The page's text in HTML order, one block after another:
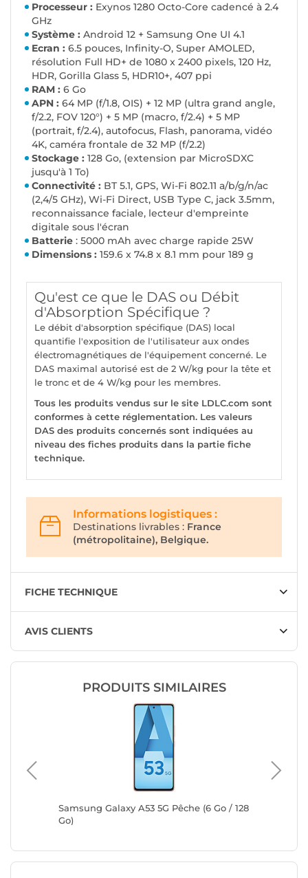
Processeur : Exynos 1280 Octo-Core cadencé à 2.4
GHz
Système : Android 12 + Samsung One UI 4.1
Ecran : 6.5 pouces, Infinity-O, Super AMOLED,
résolution Full HD+ de 1080 x 2400 pixels, 120 Hz,
HDR, Gorilla Glass 5, HDR10+, 407 ppi
RAM : 6 Go
APN : 64 MP (f/1.8, OIS) + 12 MP (ultra grand angle,
f/2.2, FOV 120°) + 5 MP (macro, f/2.4) + 5 MP
(portrait, f/2.4), autofocus, Flash, panorama, vidéo
4K, caméra frontale de 32 MP (f/2.2)
Stockage : 128 Go, (extension par MicroSDXC
jusqu'à 1 To)
Connectivité : BT 5.1, GPS, Wi-Fi 802.11 a/b/g/n/ac
(2,4/5 GHz), Wi-Fi Direct, USB Type C, jack 3.5mm,
reconnaissance faciale, lecteur d'empreinte
digitale sous l'écran
Batterie : 5000 mAh avec charge rapide 25W
Dimensions : 159.6 x 74.8 x 8.1 mm pour 189 g
Qu'est ce que le DAS ou Débit
d'Absorption Spécifique ?
Le débit d'absorption spécifique (DAS) local
quantifie l'exposition de l'utilisateur aux ondes
électromagnétiques de l'équipement concerné. Le
DAS maximal autorisé est de 2 W/kg pour la tête et
le tronc et de 4 W/kg pour les membres.
Tous les produits vendus sur le site LDLC.com sont
conformes à cette réglementation. Les valeurs
DAS des produits concernés sont indiquées au
niveau des fiches produits dans la partie fiche
technique.
Informations logistiques :
Destinations livrables : France
(métropolitaine), Belgique.
FICHE TECHNIQUE
AVIS CLIENTS
PRODUITS SIMILAIRES
Samsung Galaxy A53 5G Pêche (6 Go / 128
Go)